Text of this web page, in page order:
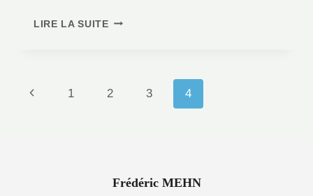
LIRE LA SUITEPOURQUOI
UN
Navigation
Page
1 2 3 4
Frédéric MEHN